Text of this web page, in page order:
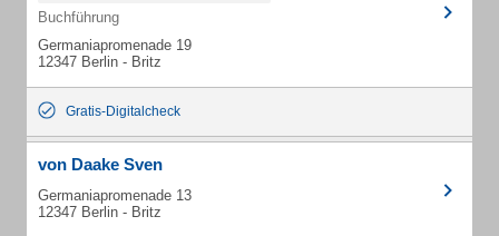
Buchführung
Germaniapromenade 19
12347 Berlin - Britz
Gratis-Digitalcheck
von Daake Sven
Germaniapromenade 13
12347 Berlin - Britz